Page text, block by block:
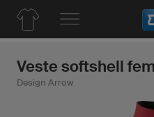
Veste softshell
Design Arrow